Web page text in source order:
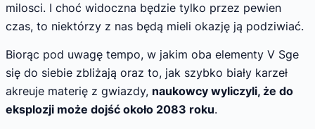
milosci. I choć widoczna będzie tylko przez pewien
czas, to niektórzy z nas będą mieli okazję ją podziwiać.
Biorąc pod uwagę tempo, w jakim oba elementy V Sge
się do siebie zbliżają oraz to, jak szybko biały karzeł
akreuje materię z gwiazdy, naukowcy wyliczyli, że do
eksplozji może dojść około 2083 roku.